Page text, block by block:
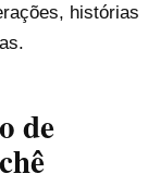
histórias
de